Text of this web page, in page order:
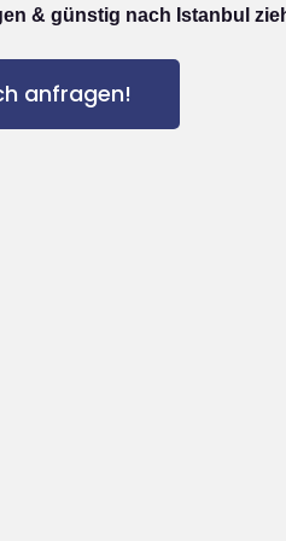
& günstig nach Istanbul
anfragen!